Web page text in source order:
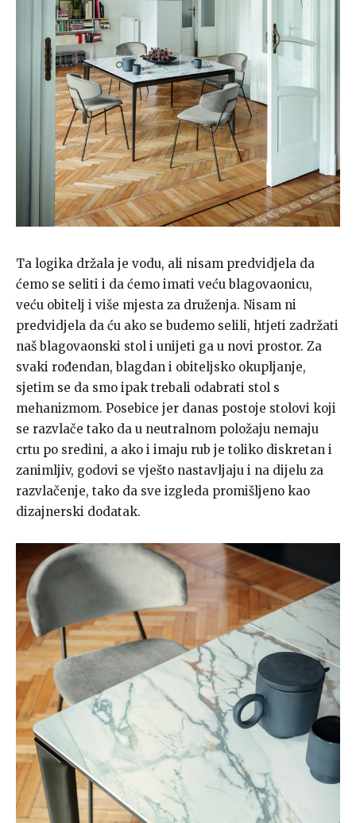
Ta logika držala je vodu, ali nisam predvidjela da
ćemo se seliti i da ćemo imati veću blagovaonicu,
veću obitelj i više mjesta za druženja. Nisam ni
predvidjela da ću ako se budemo selili, htjeti zadržati
naš blagovaonski stol i unijeti ga u novi prostor. Za
svaki rođendan, blagdan i obiteljsko okupljanje,
sjetim se da smo ipak trebali odabrati stol s
mehanizmom. Posebice jer danas postoje stolovi koji
se razvlače tako da u neutralnom položaju nemaju
crtu po sredini, a ako i imaju rub je toliko diskretan i
zanimljiv, godovi se vješto nastavljaju i na dijelu za
razvlačenje, tako da sve izgleda promišljeno kao
dizajnerski dodatak.